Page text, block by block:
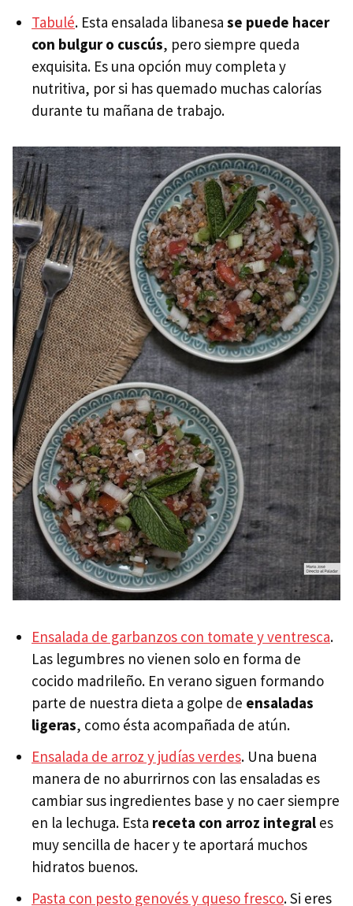
Tabulé. Esta ensalada libanesa se puede hacer
con bulgur o cuscús, pero siempre queda
exquisita. Es una opción muy completa y
nutritiva, por si has quemado muchas calorías
durante tu mañana de trabajo.
Ensalada de garbanzos con tomate y ventresca.
Las legumbres no vienen solo en forma de
cocido madrileño. En verano siguen formando
parte de nuestra dieta a golpe de ensaladas
ligeras, como ésta acompañada de atún.
Ensalada de arroz y judías verdes. Una buena
manera de no aburrirnos con las ensaladas es
cambiar sus ingredientes base y no caer siempre
en la lechuga. Esta receta con arroz integral es
muy sencilla de hacer y te aportará muchos
hidratos buenos.
Pasta con pesto genovés y queso fresco. Si eres